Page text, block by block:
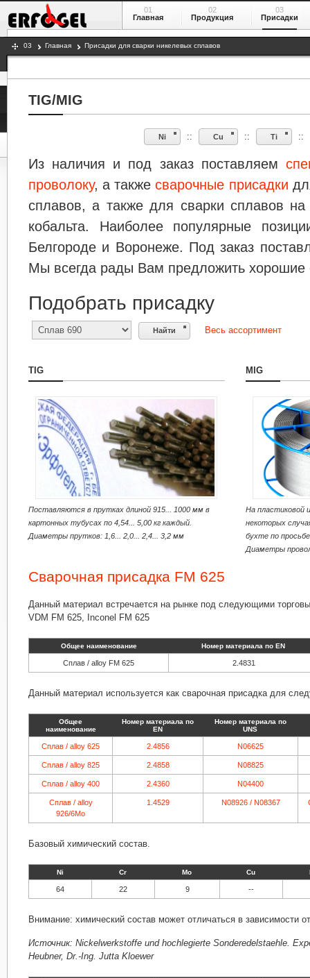
01
Главная
02
Продукция
03
Присадки
03 Главная Присадки для сварки никелевых сплавов
TIG/MIG
Ni :: Cu :: Ti ::
Из наличия и под заказ поставляем
проволоку, а такжесварочные присадки
сплавов, а также для сварки сплавов
кобальта. Наиболее популярные
Белгороде и Воронеже. Под заказ
Мы всегда рады Вам предложить хорошие
Подобрать присадку
Весь ассортимент
TIG
Поставляются в прутках длиной 915... 1000 мм в
картонных тубусах по 4,54... 5,00 кг каждый.
Диаметры прутков: 1,6... 2,0... 2,4... 3,2 мм
MIG
На пластиковой
некоторых
бухте по просьбе
Диаметры
Сварочная присадка FM 625
Данный материал встречается на рынке под следующими
VDM FM 625, Inconel FM 625
Общее наименование Номер материала по EN
Сплав / alloy FM 625 2.4831
Данный материал используется как сварочная присадка для
Общее
наименование
Номер материала по
EN
Номер материала по
UNS
Сплав / alloy 625 2.4856 N06625
Сплав / alloy 825 2.4858 N08825
Сплав / alloy 400 2.4360 N04400
Сплав / alloy
926/6Mo
1.4529 N08926 / N08367
Базовый химический состав.
Ni Cr Mo Cu
64 22 9 --
Внимание: химический состав может отличаться в зависимости
Источник: Nickelwerkstoffe und hochlegierte Sonderedelstaehle.
Heubner, Dr.-Ing. Jutta Kloewer